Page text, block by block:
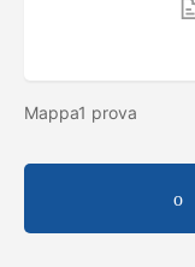
Mappa1 prova